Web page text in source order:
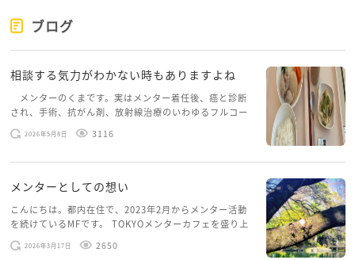
ブログ
相談する気力がわかない時もありますよね
メンターのくまです。実はメンター着任後、癌と診断
され、手術、抗がん剤、放射線治療のいわゆるフルコー
スを体験していて、しばらくメンターカフェに来られて
いませんでした。体力だけでなく、気力も落ちパソコン
2026年5月8日 3116
メンターとしての想い
こんにちは。都内在住で、2023年2月からメンター活動
を続けているMFです。 TOKYOメンターカフェを盛り上
げたいという想いから、勇気を出して初めてブログを投
稿してみようと思います。少し自分のことを書いてみま
2026年3月17日 2650